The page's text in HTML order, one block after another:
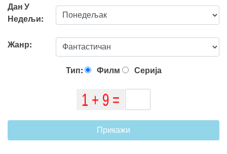
Дан У
Недељи:
Жанр:
Тип: Филм Серија
Прикажи